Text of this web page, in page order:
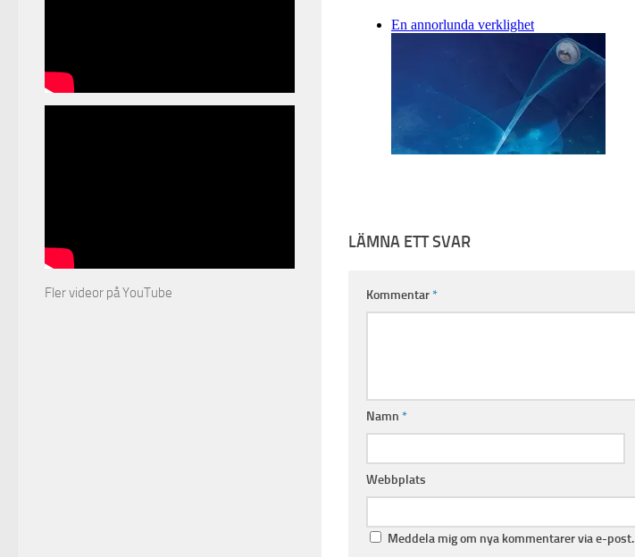
LÄMNA ETT SVAR
Kommentar*
Namn *
Webbplats
Meddela mig om nya kommentarer via e-post.
Fler videor på YouTube